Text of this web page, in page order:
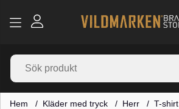
Hem Kläder med tryck Herr T-shirt